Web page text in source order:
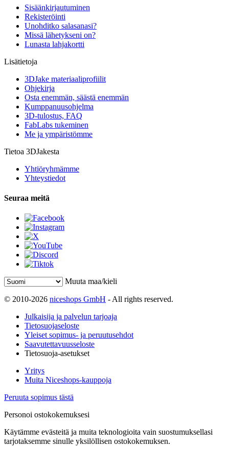
Sisäänkirjautuminen
Rekisteröinti
Unohditko salasanasi?
Missä lähetykseni on?
Lunasta lahjakortti
Lisätietoja
3DJake materiaaliprofiilit
Ohjekirja
Osta enemmän, säästä enemmän
Kumppanuusohjelma
3D-tulostus, FAQ
FabLabs tukeminen
Me ja ympäristömme
Tietoa 3DJakesta
Yhtiöryhmämme
Yhteystiedot
Seuraa meitä
Muuta maa/kieli
© 2010-2026 niceshops GmbH - All rights reserved.
Julkaisija ja palvelun tarjoaja
Tietosuojaseloste
Yleiset sopimus- ja peruutusehdot
Saavutettavuusseloste
Tietosuoja-asetukset
Yritys
Muita Niceshops-kauppoja
Peruuta sopimus tästä
Personoi ostokokemuksesi
Käytämme evästeitä ja muita teknologioita vain suostumuksellasi
tarjotaksemme sinulle yksilöllisen ostokokemuksen.